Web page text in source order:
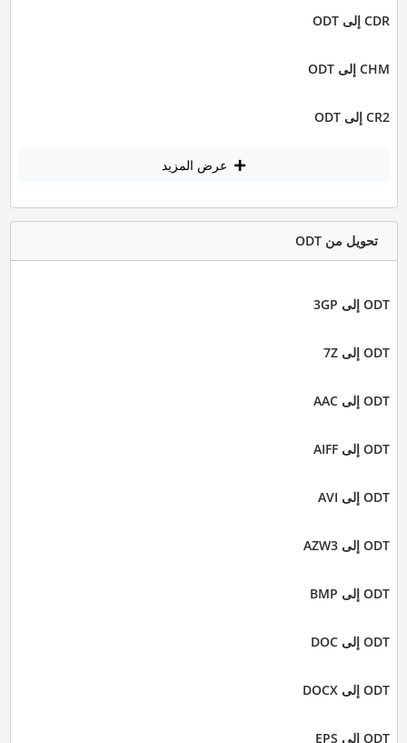
CDR إلى ODT
CHM إلى ODT
CR2 إلى ODT
عرض المزيد
تحويل من ODT
ODT إلى 3GP
ODT إلى 7Z
ODT إلى AAC
ODT إلى AIFF
ODT إلى AVI
ODT إلى AZW3
ODT إلى BMP
ODT إلى DOC
ODT إلى DOCX
ODT إلى EPS